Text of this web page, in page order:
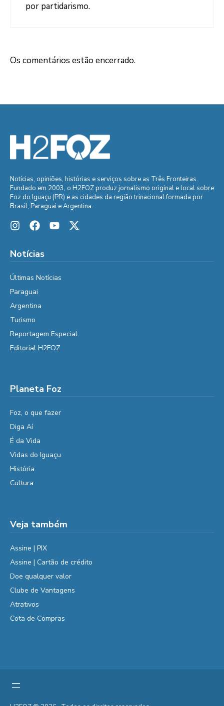
por partidarismo.
Os comentários estão encerrado.
Notícias, opiniões, histórias e serviços sobre as Três Fronteiras.
Fundado em 2003, o H2FOZ produz jornalismo original e local sobre
Foz do Iguaçu (PR) e as cidades da região trinacional formada por
Brasil, Paraguai e Argentina.
Notícias
Últimas Notícias
Paraguai
Argentina
Turismo
Reportagem Especial
Editorial H2FOZ
Planeta Foz
Foz, o que fazer
Diga Aí
É da Vida
Vidas do Iguaçu
História
Cultura
Veja também
Assine | PIX
Assine | Cartão de crédito
Doe qualquer valor
Clube de Vantagens
Atrativos
Cota de Compras